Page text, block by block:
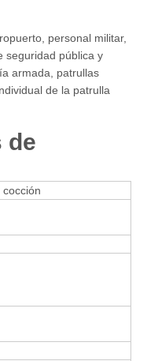
personal militar,
seguridad pública y
armada, patrullas
de la patrulla
de